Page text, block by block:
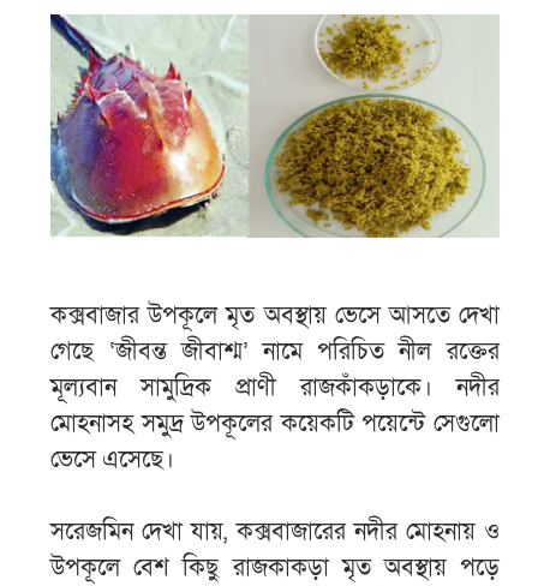
কক্সবাজার উপকূলে মৃত অবস্থায় ভেসে আসতে দেখা
গেছে ‘জীবন্ত জীবাশ্ম’ নামে পরিচিত নীল রক্তের
মূল্যবান সামুদ্রিক প্রাণী রাজকাঁকড়াকে। নদীর
মোহনাসহ সমুদ্র উপকূলের কয়েকটি পয়েন্টে সেগুলো
ভেসে এসেছে।
সরেজমিন দেখা যায়, কক্সবাজারের নদীর মোহনায় ও
উপকূলে বেশ কিছু রাজকাকড়া মৃত অবস্থায় পড়ে